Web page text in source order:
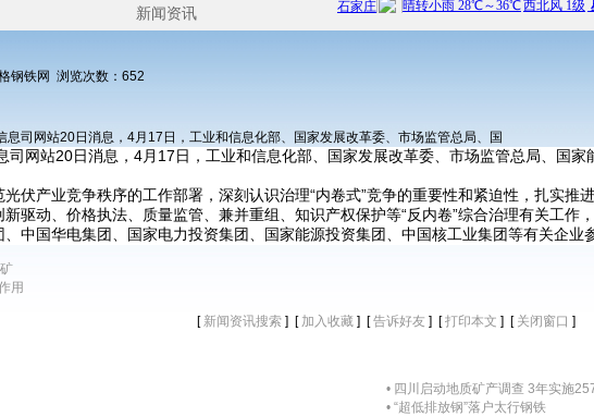
钢铁网 浏览次数： 652
司网站20日消息，4月17日，工业和信息化部、国家发展改革委、市场监管总局、国
网站20日消息，4月17日，工业和信息化部、国家发展改革委、市场监管总局、国
伏产业竞争秩序的工作部署，深刻认识治理“内卷式”竞争的重要性和紧迫性，扎实推
驱动、价格执法、质量监管、兼并重组、知识产权保护等“反内卷”综合治理有关工作
中国华电集团、国家电力投资集团、国家能源投资集团、中国核工业集团等有关企业
用
[ 新闻资讯搜索 ] [ 加入收藏 ] [告诉好友 ] [打印本文 ] [ 关闭窗口 ]
• 四川启动地质矿产调查 3年实施
• “超低排放钢”落户太行钢铁